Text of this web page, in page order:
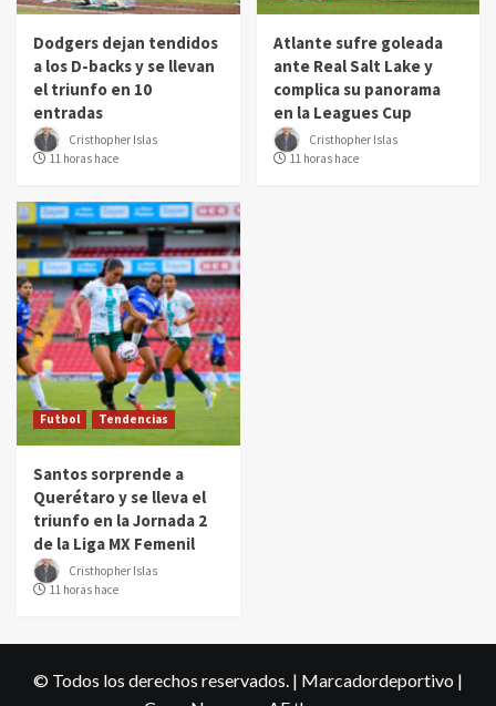
Dodgers dejan tendidos
a los D-backs y se llevan
el triunfo en 10
entradas
Cristhopher Islas
11 horas hace
Atlante sufre goleada
ante Real Salt Lake y
complica su panorama
en la Leagues Cup
Cristhopher Islas
11 horas hace
Futbol Tendencias
Santos sorprende a
Querétaro y se lleva el
triunfo en la Jornada 2
de la Liga MX Femenil
Cristhopher Islas
11 horas hace
© Todos los derechos reservados. | Marcadordeportivo |